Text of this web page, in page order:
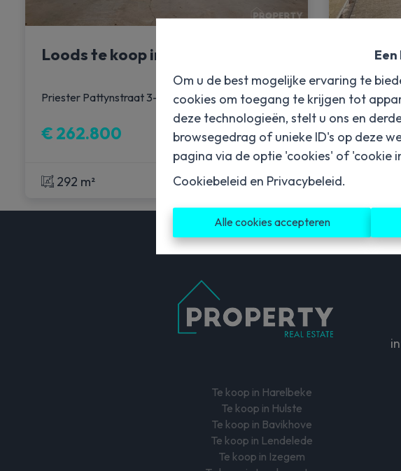
Om u de best mogelijke ervaring te
cookies om toegang te krijgen tot
deze technologieën, stelt u ons en
browsegedrag of unieke ID's op deze
pagina via de optie 'cookies' of 'cookie
Cookiebeleid en Privacybeleid.
Alle cookies accepteren
Loods te koop in Izegem!
Priester Pattynstraat 3-2, 8870 Izegem Ref: 6311
€ 262.800
292 m²
€
Te koop in Harelbeke
Te koop in Hulste
Te koop in Bavikhove
Te koop in Lendelede
Te koop in Izegem